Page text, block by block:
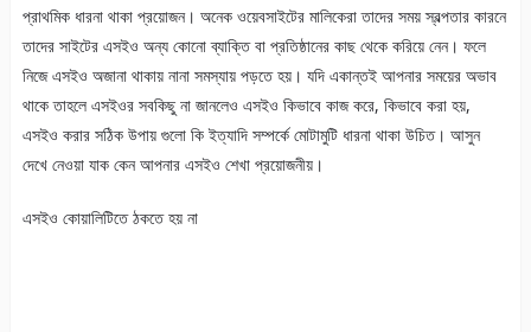
প্রাথমিক ধারনা থাকা প্রয়োজন। অনেক ওয়েবসাইটের মালিকেরা তাদের সময় স্বল্পতার কারনে
তাদের সাইটের এসইও অন্য কোনো ব্যাক্তি বা প্রতিষ্ঠানের কাছ থেকে করিয়ে নেন। ফলে
নিজে এসইও অজানা থাকায় নানা সমস্যায় পড়তে হয়। যদি একান্তই আপনার সময়ের অভাব
থাকে তাহলে এসইওর সবকিছু না জানলেও এসইও কিভাবে কাজ করে, কিভাবে করা হয়,
এসইও করার সঠিক উপায় গুলো কি ইত্যাদি সম্পর্কে মোটামুটি ধারনা থাকা উচিত। আসুন
দেখে নেওয়া যাক কেন আপনার এসইও শেখা প্রয়োজনীয়।
এসইও কোয়ালিটিতে ঠকতে হয় না